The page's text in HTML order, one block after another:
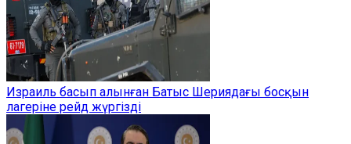
Израиль басып алынған Батыс Шериядағы босқын
лагеріне рейд жүргізді